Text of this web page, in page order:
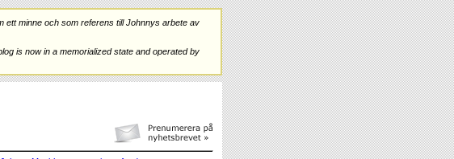
ett minne och som referens till Johnnys arbete av
is now in a memorialized state and operated by